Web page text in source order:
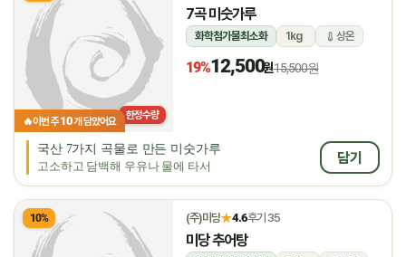
🔥이번 주10개 담았어요 한정수량
7곡 미숫가루
화학첨가물최소화 1kg 상온
19%12,500원15,500원
국산 7가지 곡물로 만든 미숫가루
고소하고 담백해 우유나 물에 타서
담기
10% (주)미당★4.6후기 35
미당 추어탕